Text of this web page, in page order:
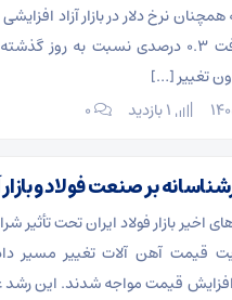
نرخ دلار در بازار آزاد
قیمت میلگرد آجدار میانه با افت ۰.۳ درصدی نسبت
تغییر […]
۰
بر صنعت فولاد و
بازار فولاد ایران تحت تأثیر
قیمت آهن آلات تغییر مسیر
افزایش قیمت مواجه شدند. این رشد